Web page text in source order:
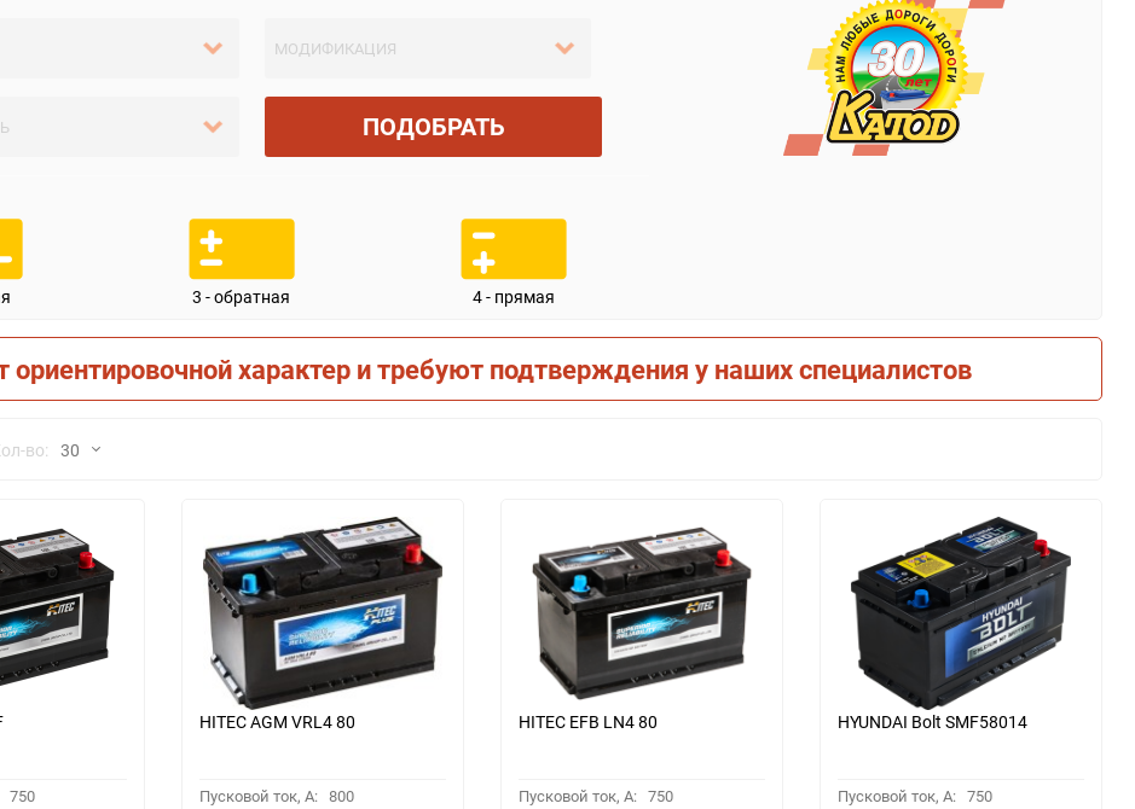
ПОДОБРАТЬ
3 - обратная 4 - прямая
ориентировочной характер и требуют подтверждения у наших специалистов
во: 30
60
90
150
750
HITEC AGM VRL4 80
Пусковой ток, A: 800
HITEC EFB LN4 80
Пусковой ток, A: 750
HYUNDAI Bolt SMF58014
Пусковой ток, A: 750